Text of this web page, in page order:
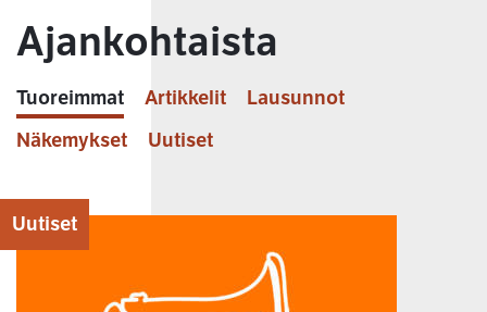
Ajankohtaista
Tuoreimmat Artikkelit
Lausunnot
Näkemykset
Uutiset
Uutiset